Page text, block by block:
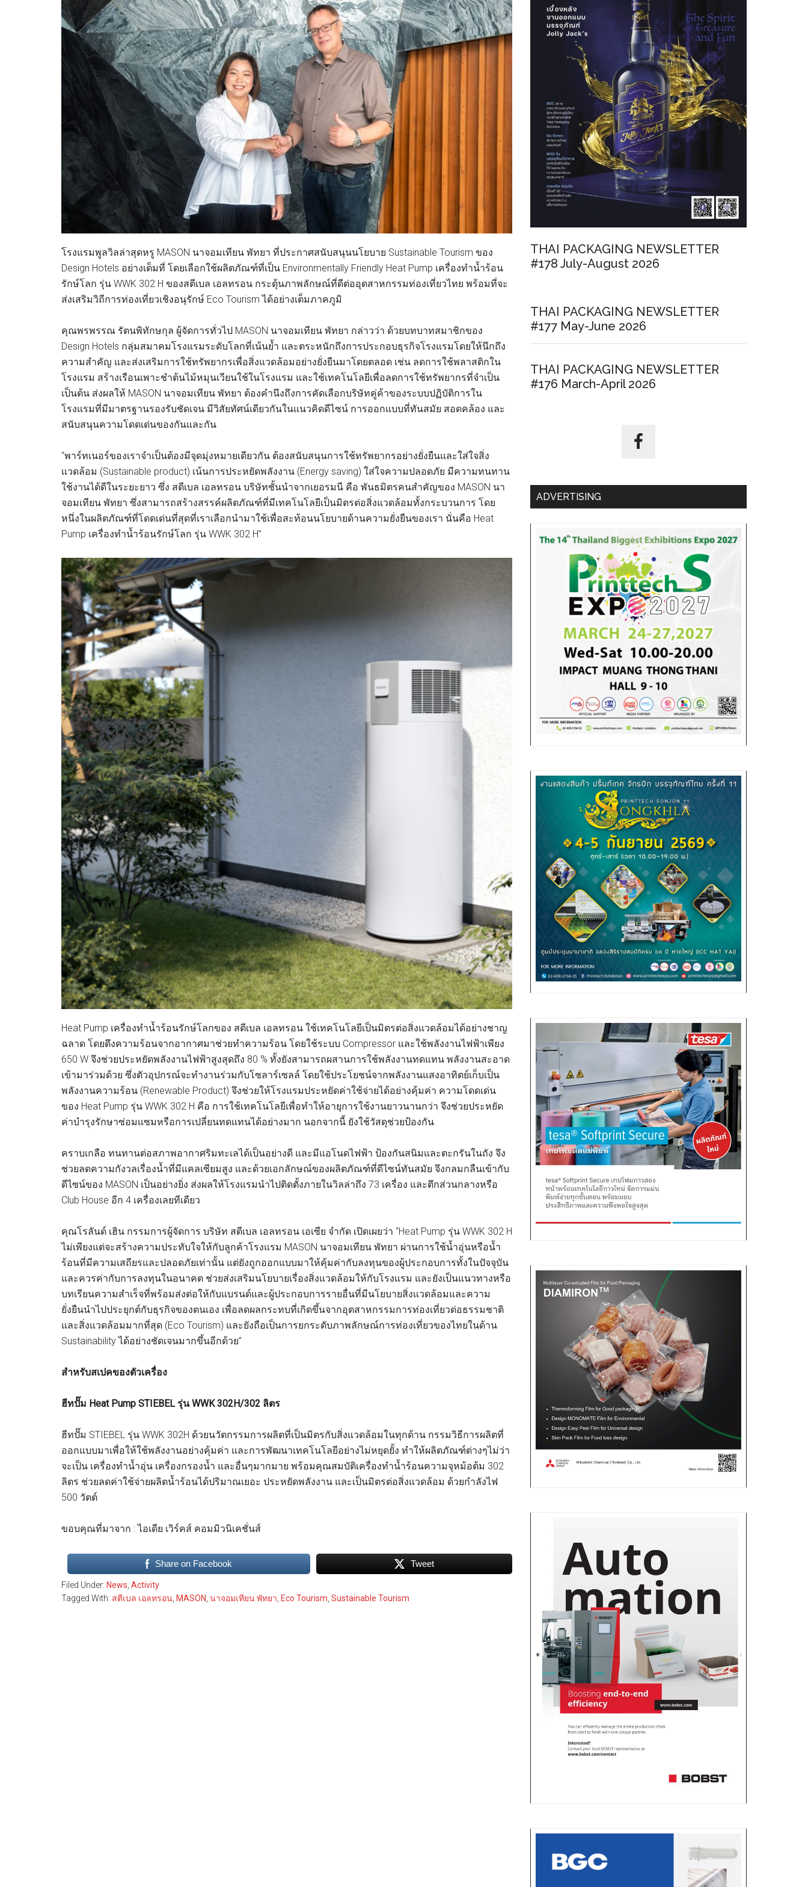
โรงแรมพูลวิลล่าสุดหรู MASON นาจอมเทียน พัทยา ที่ประกาศสนับสนุนนโยบาย Sustainable Tourism ของ
Design Hotels อย่างเต็มที่ โดยเลือกใช้ผลิตภัณฑ์ที่เป็น Environmentally Friendly Heat Pump เครื่องทำน้ำร้อน
รักษ์โลก รุ่น WWK 302 H ของสตีเบล เอลทรอน กระตุ้นภาพลักษณ์ที่ดีต่ออุตสาหกรรมท่องเที่ยวไทย พร้อมที่จะ
ส่งเสริมวิถีการท่องเที่ยวเชิงอนุรักษ์ Eco Tourism ได้อย่างเต็มภาคภูมิ
คุณพรพรรณ รัตนพิทักษกุล ผู้จัดการทั่วไป MASON นาจอมเทียน พัทยา กล่าวว่า ด้วยบทบาทสมาชิกของ
Design Hotels กลุ่มสมาคมโรงแรมระดับโลกที่เน้นย้ำ และตระหนักถึงการประกอบธุรกิจโรงแรมโดยให้นึกถึง
ความสำคัญ และส่งเสริมการใช้ทรัพยากรเพื่อสิ่งแวดล้อมอย่างยั่งยืนมาโดยตลอด เช่น ลดการใช้พลาสติกใน
โรงแรม สร้างเรือนเพาะชำต้นไม้หมุนเวียนใช้ในโรงแรม และใช้เทคโนโลยีเพื่อลดการใช้ทรัพยากรที่จำเป็น
เป็นต้น ส่งผลให้ MASON นาจอมเทียน พัทยา ต้องคำนึงถึงการคัดเลือกบริษัทคู่ค้าของระบบปฏิบัติการใน
โรงแรมที่มีมาตรฐานรองรับชัดเจน มีวิสัยทัศน์เดียวกันในแนวคิดดีไซน์ การออกแบบที่ทันสมัย สอดคล้อง และ
สนับสนุนความโดดเด่นของกันและกัน
“พาร์ทเนอร์ของเราจำเป็นต้องมีจุดมุ่งหมายเดียวกัน ต้องสนับสนุนการใช้ทรัพยากรอย่างยั่งยืนและใส่ใจสิ่ง
แวดล้อม (Sustainable product) เน้นการประหยัดพลังงาน (Energy saving) ใส่ใจความปลอดภัย มีความทนทาน
ใช้งานได้ดีในระยะยาว ซึ่ง สตีเบล เอลทรอน บริษัทชั้นนำจากเยอรมนี คือ พันธมิตรคนสำคัญของ MASON นา
จอมเทียน พัทยา ซึ่งสามารถสร้างสรรค์ผลิตภัณฑ์ที่มีเทคโนโลยีเป็นมิตรต่อสิ่งแวดล้อมทั้งกระบวนการ โดย
หนึ่งในผลิตภัณฑ์ที่โดดเด่นที่สุดที่เราเลือกนำมาใช้เพื่อสะท้อนนโยบายด้านความยั่งยืนของเรา นั่นคือ Heat
Pump เครื่องทำน้ำร้อนรักษ์โลก รุ่น WWK 302 H”
Heat Pump เครื่องทำน้ำร้อนรักษ์โลกของ สตีเบล เอลทรอน ใช้เทคโนโลยีเป็นมิตรต่อสิ่งแวดล้อมได้อย่างชาญ
ฉลาด โดยดึงความร้อนจากอากาศมาช่วยทำความร้อน โดยใช้ระบบ Compressor และใช้พลังงานไฟฟ้าเพียง
650 W จึงช่วยประหยัดพลังงานไฟฟ้าสูงสุดถึง 80 % ทั้งยังสามารถผสานการใช้พลังงานทดแทน พลังงานสะอาด
เข้ามาร่วมด้วย ซึ่งตัวอุปกรณ์จะทำงานร่วมกับโซลาร์เซลล์ โดยใช้ประโยชน์จากพลังงานแสงอาทิตย์เก็บเป็น
พลังงานความร้อน (Renewable Product) จึงช่วยให้โรงแรมประหยัดค่าใช้จ่ายได้อย่างคุ้มค่า ความโดดเด่น
ของ Heat Pump รุ่น WWK 302 H คือ การใช้เทคโนโลยีเพื่อทำให้อายุการใช้งานยาวนานกว่า จึงช่วยประหยัด
ค่าบำรุงรักษาซ่อมแซมหรือการเปลี่ยนทดแทนได้อย่างมาก นอกจากนี้ ยังใช้วัสดุช่วยป้องกัน
คราบเกลือ ทนทานต่อสภาพอากาศริมทะเลได้เป็นอย่างดี และมีแอโนดไฟฟ้า ป้องกันสนิมและตะกรันในถัง จึง
ช่วยลดความกังวลเรื่องน้ำที่มีแคลเซียมสูง และด้วยเอกลักษณ์ของผลิตภัณฑ์ที่ดีไซน์ทันสมัย จึงกลมกลืนเข้ากับ
ดีไซน์ของ MASON เป็นอย่างยิ่ง ส่งผลให้โรงแรมนำไปติดตั้งภายในวิลล่าถึง 73 เครื่อง และตึกส่วนกลางหรือ
Club House อีก 4 เครื่องเลยทีเดียว
คุณโรลันด์ เฮิน กรรมการผู้จัดการ บริษัท สตีเบล เอลทรอน เอเซีย จำกัด เปิดเผยว่า “Heat Pump รุ่น WWK 302 H
ไม่เพียงแต่จะสร้างความประทับใจให้กับลูกค้าโรงแรม MASON นาจอมเทียน พัทยา ผ่านการใช้น้ำอุ่นหรือน้ำ
ร้อนที่มีความเสถียรและปลอดภัยเท่านั้น แต่ยังถูกออกแบบมาให้คุ้มค่ากับลงทุนของผู้ประกอบการทั้งในปัจจุบัน
และควรค่ากับการลงทุนในอนาคต ช่วยส่งเสริมนโยบายเรื่องสิ่งแวดล้อมให้กับโรงแรม และยังเป็นแนวทางหรือ
บทเรียนความสำเร็จที่พร้อมส่งต่อให้กับแบรนด์และผู้ประกอบการรายอื่นที่มีนโยบายสิ่งแวดล้อมและความ
ยั่งยืนนำไปประยุกต์กับธุรกิจของตนเอง เพื่อลดผลกระทบที่เกิดขึ้นจากอุตสาหกรรมการท่องเที่ยวต่อธรรมชาติ
และสิ่งแวดล้อมมากที่สุด (Eco Tourism) และยังถือเป็นการยกระดับภาพลักษณ์การท่องเที่ยวของไทยในด้าน
Sustainability ได้อย่างชัดเจนมากขึ้นอีกด้วย”
สำหรับสเปคของตัวเครื่อง
ฮีทปั๊ม Heat Pump STIEBEL รุ่น WWK 302H/302 ลิตร
ฮีทปั๊ม STIEBEL รุ่น WWK 302H ด้วยนวัตกรรมการผลิตที่เป็นมิตรกับสิ่งแวดล้อมในทุกด้าน กรรมวิธีการผลิตที่
ออกแบบมาเพื่อให้ใช้พลังงานอย่างคุ้มค่า และการพัฒนาเทคโนโลยีอย่างไม่หยุดยั้ง ทำให้ผลิตภัณฑ์ต่างๆไม่ว่า
จะเป็น เครื่องทำน้ำอุ่น เครื่องกรองน้ำ และอื่นๆมากมาย พร้อมคุณสมบัติเครื่องทำน้ำร้อนความจุหม้อต้ม 302
ลิตร ช่วยลดค่าใช้จ่ายผลิตน้ำร้อนได้ปริมาณเยอะ ประหยัดพลังงาน และเป็นมิตรต่อสิ่งแวดล้อม ด้วยกำลังไฟ
500 วัตต์
ขอบคุณที่มาจาก : ไอเดีย เวิร์คส์ คอมมิวนิเคชั่นส์
Share on Facebook Tweet
Filed Under: News, Activity
Tagged With: สตีเบล เอลทรอน, MASON, นาจอมเทียน พัทยา, Eco Tourism, Sustainable Tourism
THAI PACKAGING NEWSLETTER
#178 July-August 2026
THAI PACKAGING NEWSLETTER
#177 May-June 2026
THAI PACKAGING NEWSLETTER
#176 March-April 2026
ADVERTISING